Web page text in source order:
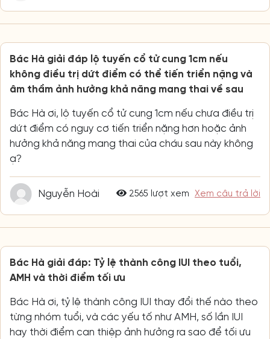
Bác Hà giải đáp lộ tuyến cổ tử cung 1cm nếu
không điều trị dứt điểm có thể tiến triển nặng và
âm thầm ảnh hưởng khả năng mang thai về sau
Bác Hà ơi, lộ tuyến cổ tử cung 1cm nếu chưa điều trị
dứt điểm có nguy cơ tiến triển nặng hơn hoặc ảnh
hưởng khả năng mang thai của cháu sau này không
ạ?
Nguyễn Hoài 2565 lượt xem Xem câu trả lời
Bác Hà giải đáp: Tỷ lệ thành công IUI theo tuổi,
AMH và thời điểm tối ưu
Bác Hà ơi, tỷ lệ thành công IUI thay đổi thế nào theo
từng nhóm tuổi, và các yếu tố như AMH, số lần IUI
hay thời điểm can thiệp ảnh hưởng ra sao để tối ưu